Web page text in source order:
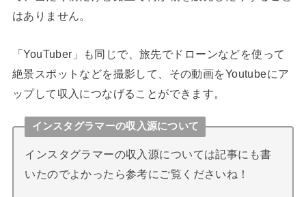
はありません。
「YouTuber」も同じで、旅先でドローンなどを使って
絶景スポットなどを撮影して、その動画をYoutubeにア
ップして収入につなげることができます。
インスタグラマーの収入源について
インスタグラマーの収入源については記事にも書
いたのでよかったら参考にご覧くださいね！